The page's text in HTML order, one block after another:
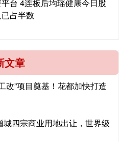
台 4连板后均瑶健康今日股
占半数
文章
改”项目奠基！花都加快打造
四宗商业用地出让，世界级